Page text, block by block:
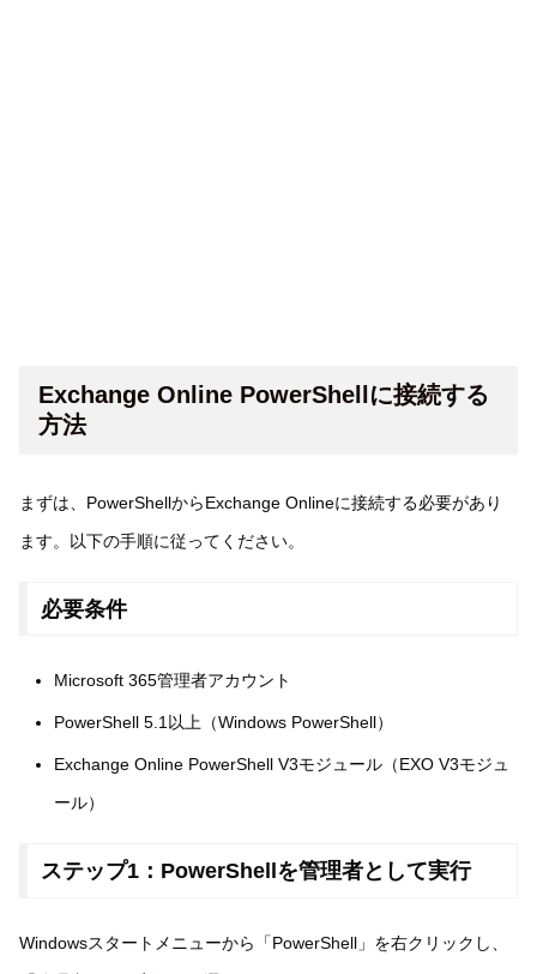
Exchange Online PowerShellに接続する
方法
まずは、PowerShellからExchange Onlineに接続する必要があり
ます。以下の手順に従ってください。
必要条件
Microsoft 365管理者アカウント
PowerShell 5.1以上（Windows PowerShell）
Exchange Online PowerShell V3モジュール（EXO V3モジュ
ール）
ステップ1：PowerShellを管理者として実行
Windowsスタートメニューから「PowerShell」を右クリックし、